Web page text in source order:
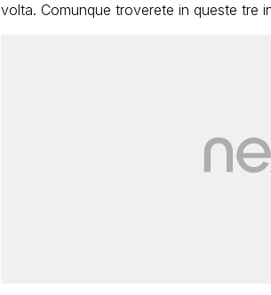
volta. Comunque troverete in queste tre